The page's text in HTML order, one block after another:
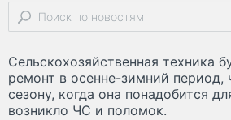
Сельскохозяйственная техника
ремонт в осенне-зимний период,
сезону, когда она понадобится
возникло ЧС и поломок.